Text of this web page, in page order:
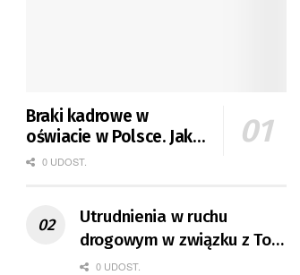
Braki kadrowe w
oświacie w Polsce. Jak
jest w Gorzowie?
0 UDOST.
Utrudnienia w ruchu
drogowym w związku z Tour
de Pologne
0 UDOST.